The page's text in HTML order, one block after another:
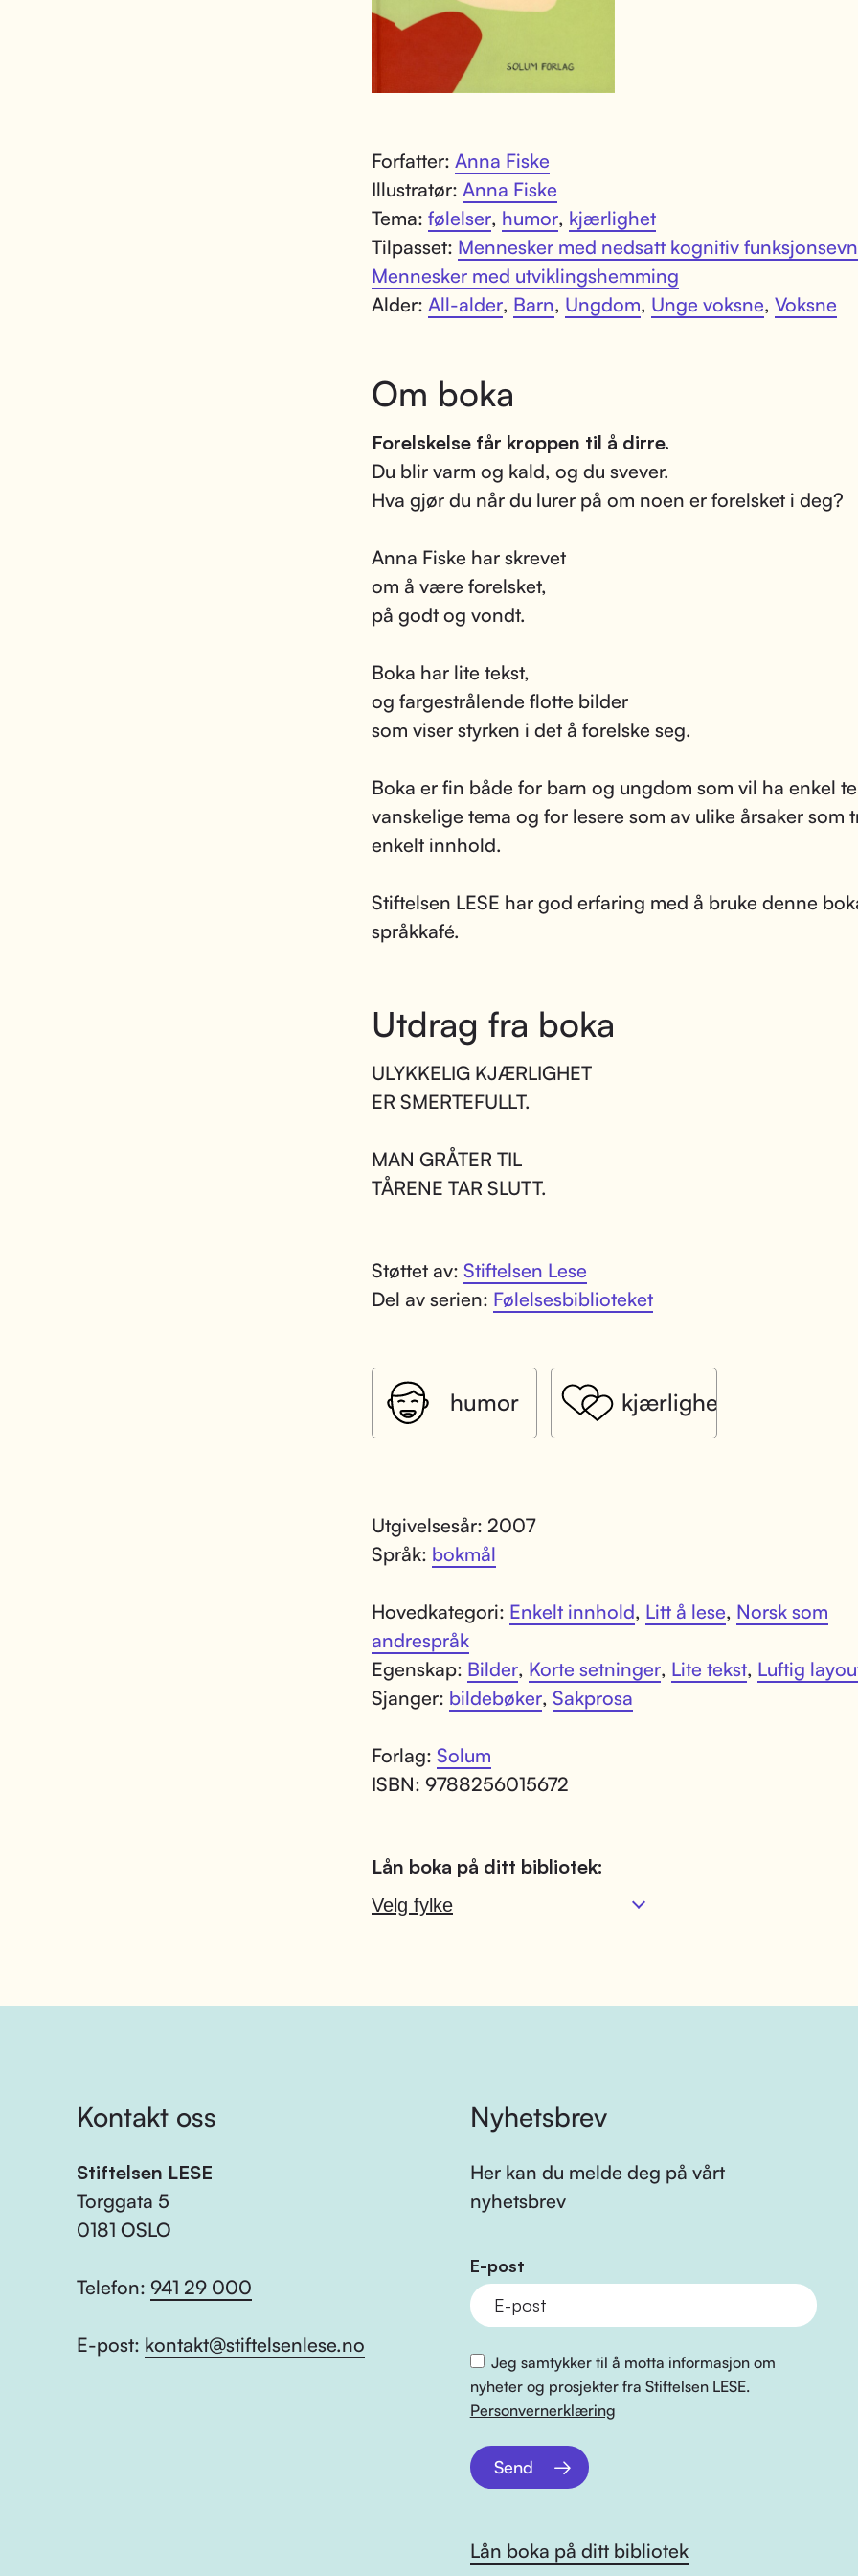
Forfatter: Anna Fiske
Illustratør: Anna Fiske
Tema: følelser, humor, kjærlighet
Tilpasset: Mennesker med nedsatt kognitiv
Mennesker med utviklingshemming
Alder: All-alder, Barn, Ungdom, Unge voksne, Voksne
Om boka
Forelskelse får kroppen til å dirre.
Du blir varm og kald, og du svever.
Hva gjør du når du lurer på om noen er forelsket i deg?
Anna Fiske har skrevet
om å være forelsket,
på godt og vondt.
Boka har lite tekst,
og fargestrålende flotte bilder
som viser styrken i det å forelske seg.
Boka er fin både for barn og ungdom som vil ha enkel
vanskelige tema og for lesere som av ulike årsaker som
enkelt innhold.
Stiftelsen LESE har god erfaring med å bruke denne
språkkafé.
Utdrag fra boka
ULYKKELIG KJÆRLIGHET
ER SMERTEFULLT.
MAN GRÅTER TIL
TÅRENE TAR SLUTT.
Støttet av: Stiftelsen Lese
Del av serien: Følelsesbiblioteket
humor kjærlighet
Utgivelsesår: 2007
Språk: bokmål
Hovedkategori: Enkelt innhold, Litt å lese, Norsk som
andrespråk
Egenskap: Bilder, Korte setninger, Lite tekst, Luftig
Sjanger: bildebøker, Sakprosa
Forlag: Solum
ISBN: 9788256015672
Lån boka på ditt bibliotek:
Velg fylke
Kontakt oss
Stiftelsen LESE
Torggata 5
0181 OSLO
Telefon: 941 29 000
E-post: kontakt@stiftelsenlese.no
Nyhetsbrev
Her kan du melde deg på vårt
nyhetsbrev
E-post
Jeg samtykker til å motta informasjon om
nyheter og prosjekter fra Stiftelsen LESE.
Personvernerklæring
Send
Lån boka på ditt bibliotek